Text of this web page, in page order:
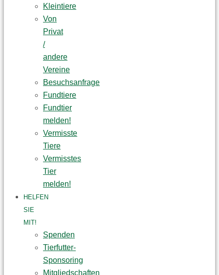
Kleintiere
Von
Privat
/
andere
Vereine
Besuchsanfrage
Fundtiere
Fundtier
melden!
Vermisste
Tiere
Vermisstes
Tier
melden!
HELFEN
SIE
MIT!
Spenden
Tierfutter-
Sponsoring
Mitgliedschaften